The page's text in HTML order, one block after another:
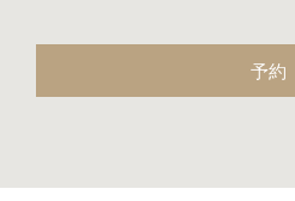
予約